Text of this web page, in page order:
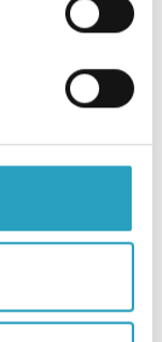
helpen u